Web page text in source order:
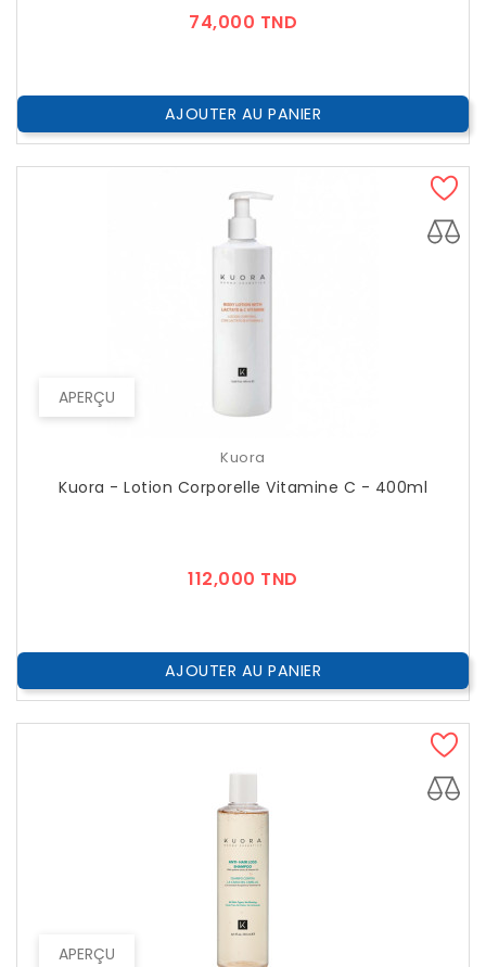
74,000 TND
AJOUTER AU PANIER
APERÇU
Kuora
Kuora - Lotion Corporelle Vitamine C - 400ml
112,000 TND
AJOUTER AU PANIER
APERÇU